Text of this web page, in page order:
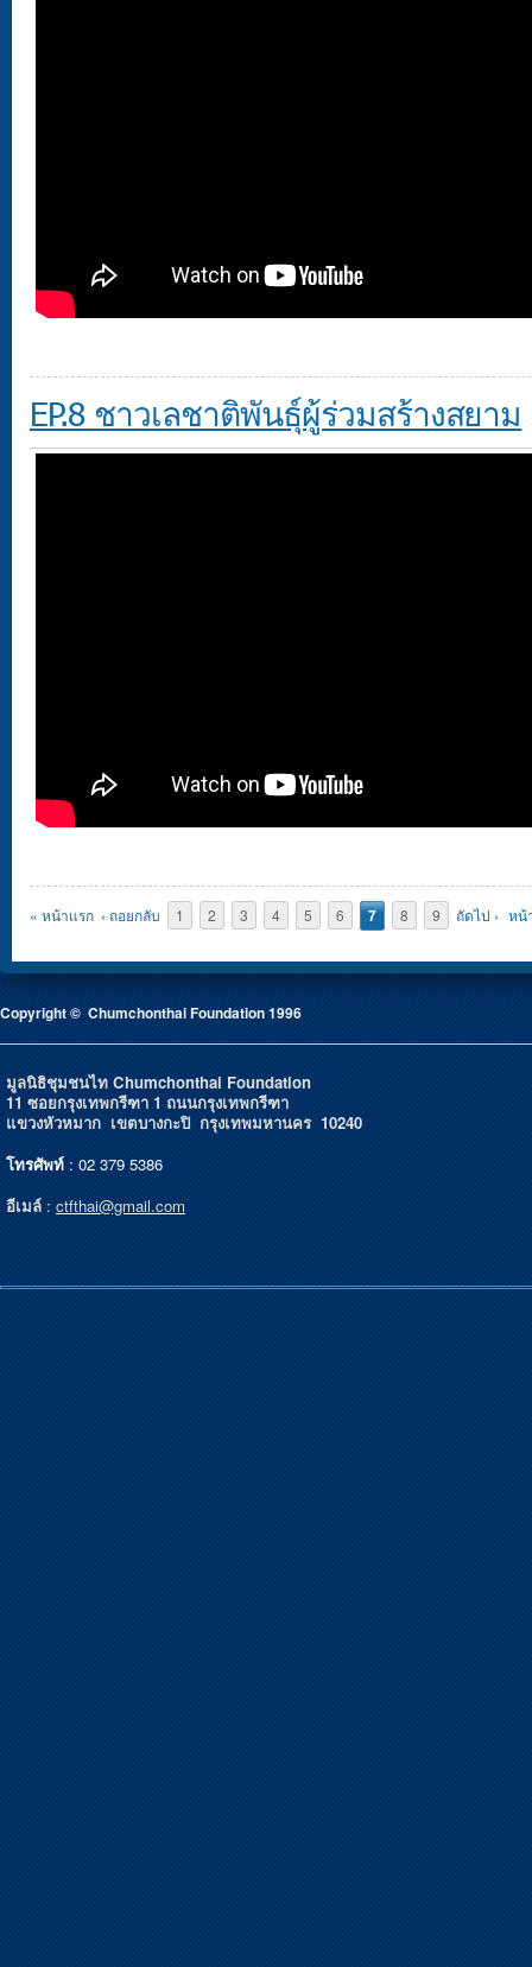
EP.8 ชาวเลชาติพันธุ์ผู้ร่วมสร้างสยาม
Pages
« หน้าแรก ‹ ถอยกลับ 1 2 3 4 5 6 7 8 9 ถัดไป › หน้
Copyright © Chumchonthai Foundation 1996
มูลนิธิชุมชนไท Chumchonthai Foundation
11 ซอยกรุงเทพกรีฑา 1 ถนนกรุงเทพกรีฑา
แขวงหัวหมาก เขตบางกะปิ กรุงเทพมหานคร 10240
โทรศัพท์: 02 379 5386
อีเมล์ : ctfthai@gmail.com